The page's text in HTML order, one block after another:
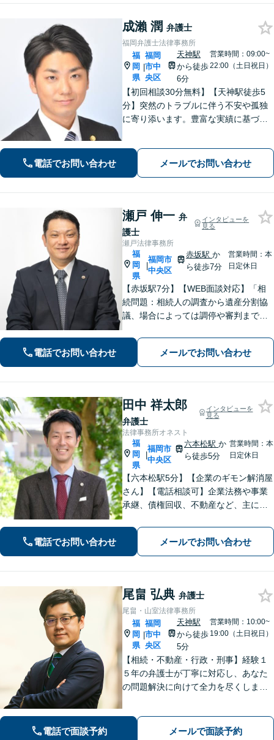
成瀨 潤 弁護士
福岡弁護士法律事務所
福
岡
県
|
福岡
市中
央区
天神駅
から徒歩
6分
営業時間：09:00~
22:00（土日祝日）
【初回相談30分無料】【天神駅徒歩5
分】突然のトラブルに伴う不安や孤独
に寄り添います。豊富な実績に基づく
の相談から培った確かな交渉力であな
たを守り抜きます。【LINE予約可】
電話でお問い合わせ メールでお問い合わせ
瀬戸 伸一 弁
護士
インタビューを
見る
瀬戸法律事務所
福
岡
県
|
福岡市
中央区
赤坂駅 か
ら徒歩7分
営業時間：本
日定休日
【赤坂駅7分】【WEB面談対応】「相
続問題：相続人の調査から遺産分割協
議、場合によっては調停や審判まで、
す」「インターネット：掲示板やSN
S、ブログでの誹謗中傷に対する削除請
求・発信者情報開示請求に豊富な経験
あり」
電話でお問い合わせ メールでお問い合わせ
田中 祥太郎
弁護士
インタビューを
見る
法律事務所オネスト
福
岡
県
|
福岡市
中央区
六本松駅か
ら徒歩5分
営業時間：本
日定休日
【六本松駅5分】【企業のギモン解消屋
さん】【電話相談可】企業法務や事業
承継、債権回収、不動産など、主に企
のみなさまが安心して本業に専念でき
るよう、法律に関するちょっとした疑
問や悩みも迅速に解消。ぜひご相談く
ださい。
電話でお問い合わせ メールでお問い合わせ
尾畠 弘典 弁護士
尾畠・山室法律事務所
福
岡
県
|
福岡
市中
央区
天神駅
から徒歩
5分
営業時間：10:00~
19:00（土日祝日）
【相続・不動産・行政・刑事】経験１
５年の弁護士が丁寧に対応し、あなた
の問題解決に向けて全力を尽くしま
電話で面談予約 メールで面談予約